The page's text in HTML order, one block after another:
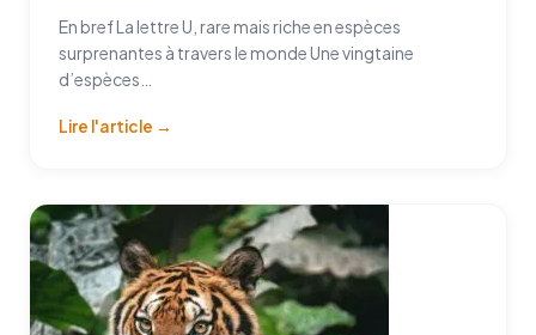
En bref La lettre U, rare mais riche en espèces
surprenantes à travers le monde Une vingtaine
d’espèces…
Lire l'article →